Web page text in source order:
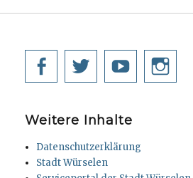
Facebook
TwitterYouTube
Weitere Inhalte
Datenschutzerklärung
Stadt Würselen